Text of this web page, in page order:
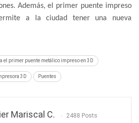
Además, el primer puente impreso
a la ciudad tener una nueva
el primer puente metálico impreso en 3D
3D Puentes
Mariscal C. 2488 Posts